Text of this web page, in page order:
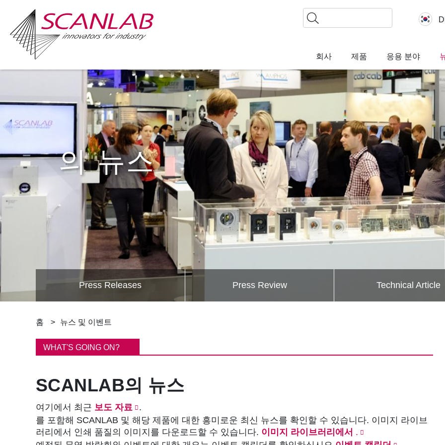
main
찾
기
회사 제품 응용 분야
의 뉴스
Press Releases Press Review Technical Article
이
동
로
홈 뉴스 및 이벤트
WHAT'S GOING ON?
SCANLAB의 뉴스
여기에서 최근 보도 자료
.
를 포함해 SCANLAB 및 해당 제품에 대한 흥미로운 최신 뉴스를 확인할 수 있습니다. 이미지 라이브
러리에서 인쇄 품질의 이미지를 다운로드할 수 있습니다. 이미지 라이브러리에서 .